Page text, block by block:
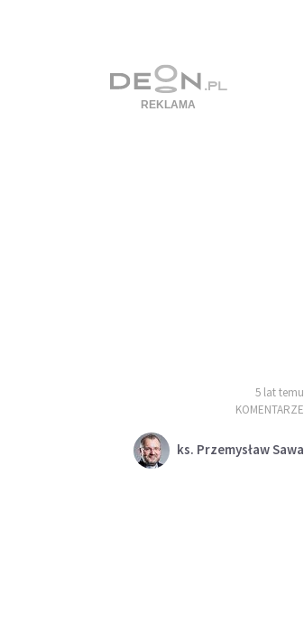
5 lat temu
KOMENTARZE
ks. Przemysław Sawa